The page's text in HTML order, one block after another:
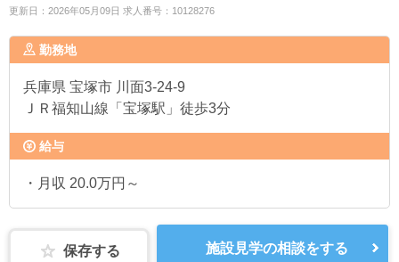
更新日：2026年05月09日 求人番号：10128276
勤務地
兵庫県 宝塚市 川面3-24-9
ＪＲ福知山線「宝塚駅」徒歩3分
給与
・月収 20.0万円～
保存する 施設見学の相談をする